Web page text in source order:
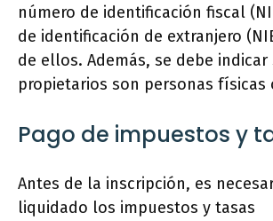
número de identificación fiscal
de identificación de extranjero
de ellos. Además, se debe indicar
propietarios son personas físicas
Pago de impuestos y
Antes de la inscripción, es
liquidado los impuestos y tasas